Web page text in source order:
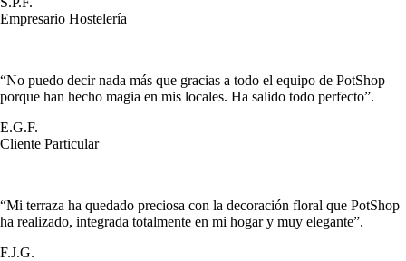
Empresario Hostelería
“No puedo decir nada más que gracias a todo el equipo de PotShop
porque han hecho magia en mis locales. Ha salido todo perfecto”.
E.G.F.
Cliente Particular
“Mi terraza ha quedado preciosa con la decoración floral que PotShop
ha realizado, integrada totalmente en mi hogar y muy elegante”.
F.J.G.